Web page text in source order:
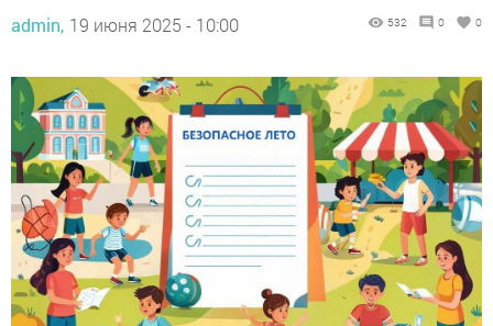
admin, 19 июня 2025 - 10:00 532 0 0